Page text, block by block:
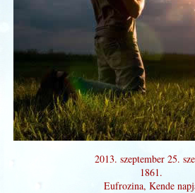
2013. szeptember 25.
1861.
Eufrozina, Kende